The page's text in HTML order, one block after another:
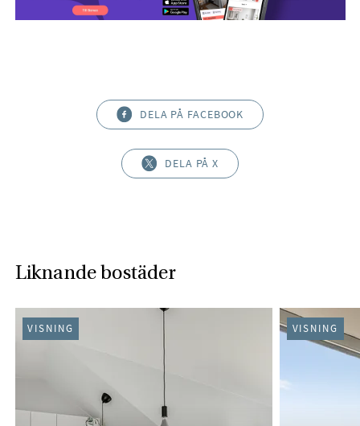
DELA PÅ FACEBOOK
DELA PÅ X
Liknande bostäder
VISNING VISNING